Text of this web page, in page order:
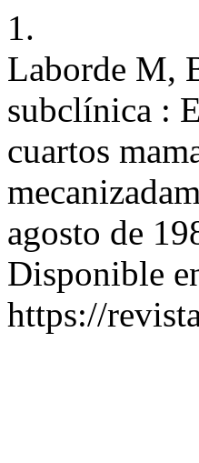
1.
Laborde M,
subclínica :
cuartos
agosto de
Disponible
https://